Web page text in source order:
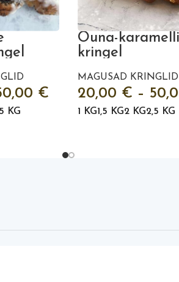
€
KG
Õuna-karamelli
kringel
MAGUSAD KRINGLID
20,00 € –
1 KG1,5 KG2 KG2,5 KG